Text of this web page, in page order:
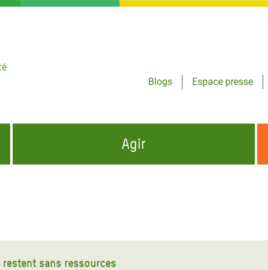
Blogs
Espace presse
Agir
sans ressources